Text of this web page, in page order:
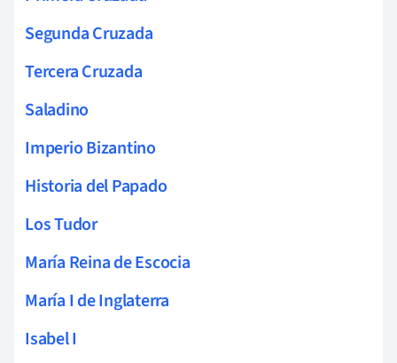
Segunda Cruzada
Tercera Cruzada
Saladino
Imperio Bizantino
Historia del Papado
Los Tudor
María Reina de Escocia
María I de Inglaterra
Isabel I